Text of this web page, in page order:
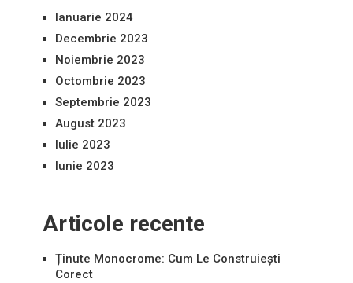
Ianuarie 2024
Decembrie 2023
Noiembrie 2023
Octombrie 2023
Septembrie 2023
August 2023
Iulie 2023
Iunie 2023
Articole recente
Ținute Monocrome: Cum Le Construiești
Corect